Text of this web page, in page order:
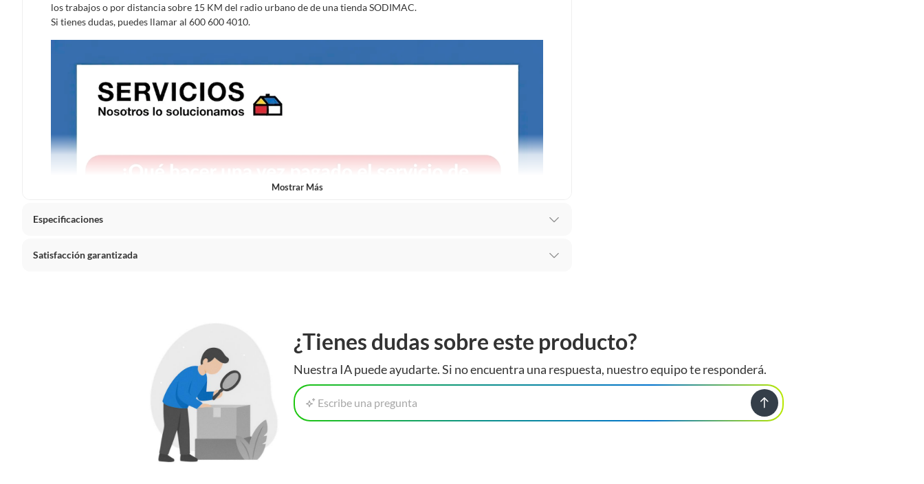
los trabajos o por distancia sobre 15 KM del radio urbano de de una tienda SODIMAC.
Si tienes dudas, puedes llamar al 600 600 4010.
Mostrar Más
Especificaciones
Detalle de la garantía
Satisfacción garantizada
Productos que, por su naturaleza, no puedan ser devueltos, puedan deteriorarse o caducar con rapidez.
30 días desde que recibes el producto
etiquetas y sin uso, tal como te lo entregamos.
Productos digitales que se entregan a través de una descarga electrónica, por ejemplo, cupones de experiencia o
programas para el computador.
¿Tienes dudas sobre este producto?
Nuestra IA puede ayudarte. Si no encuentra una respuesta, nuestro equipo te responderá.
Escribe una pregunta